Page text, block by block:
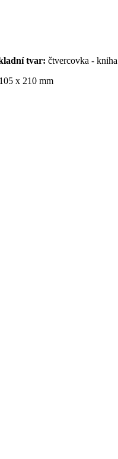
tvar: čtvercovka - kniha
x 210 mm